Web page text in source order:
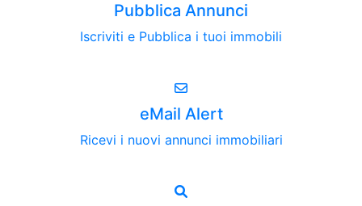
Pubblica Annunci
Iscriviti e Pubblica i tuoi immobili
eMail Alert
Ricevi i nuovi annunci immobiliari